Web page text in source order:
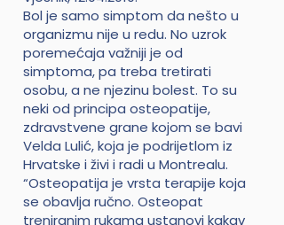
Bol je samo simptom da nešto u
organizmu nije u redu. No uzrok
poremećaja važniji je od
simptoma, pa treba tretirati
osobu, a ne njezinu bolest. To su
neki od principa osteopatije,
zdravstvene grane kojom se bavi
Velda Lulić, koja je podrijetlom iz
Hrvatske i živi i radi u Montrealu.
“Osteopatija je vrsta terapije koja
se obavlja ručno. Osteopat
treniranim rukama ustanovi kakav